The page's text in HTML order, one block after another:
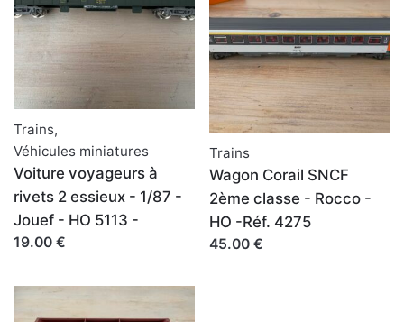
Trains,
Véhicules miniatures
Voiture voyageurs à
rivets 2 essieux - 1/87 -
Jouef - HO 5113 -
19.00 €
Trains
Wagon Corail SNCF
2ème classe - Rocco -
HO -Réf. 4275
45.00 €